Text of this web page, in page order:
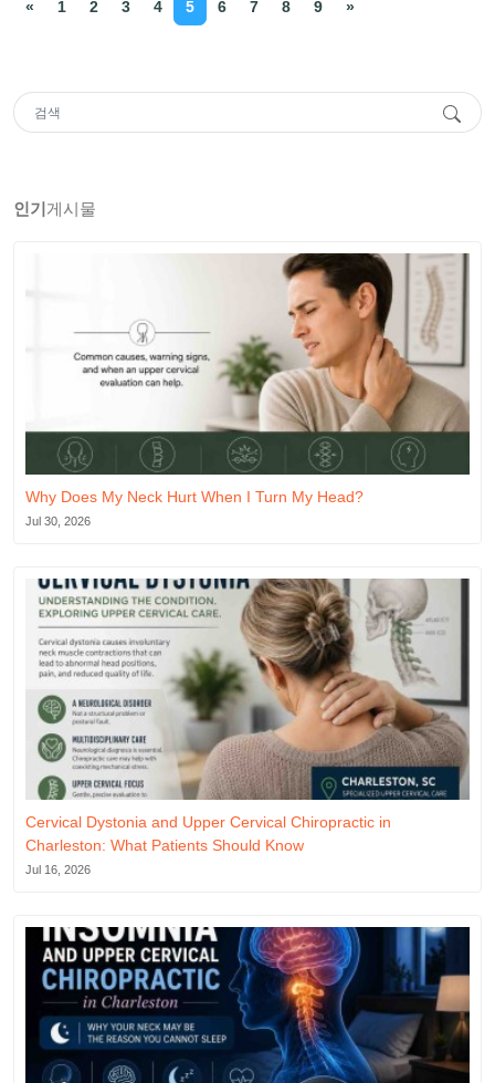
« 1 2 3 4 5 6 7 8 9 »
인기 게시물
Why Does My Neck Hurt When I Turn My Head?
Jul 30, 2026
Cervical Dystonia and Upper Cervical Chiropractic in
Charleston: What Patients Should Know
Jul 16, 2026